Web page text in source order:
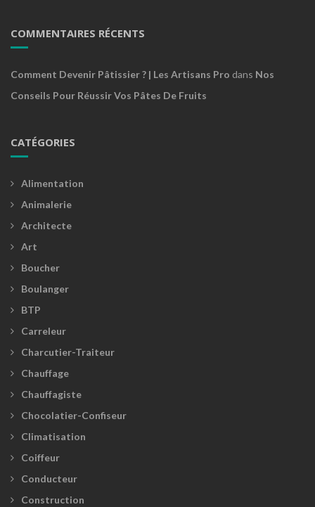
COMMENTAIRES RÉCENTS
Comment Devenir Pâtissier ? | Les Artisans Pro dans Nos
Conseils Pour Réussir Vos Pâtes De Fruits
CATÉGORIES
Alimentation
Animalerie
Architecte
Art
Boucher
Boulanger
BTP
Carreleur
Charcutier-Traiteur
Chauffage
Chauffagiste
Chocolatier-Confiseur
Climatisation
Coiffeur
Conducteur
Construction